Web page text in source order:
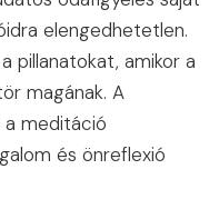
elengedhetetlen.
pillanatokat, amikor a
magának. A
a meditáció
és önreflexió